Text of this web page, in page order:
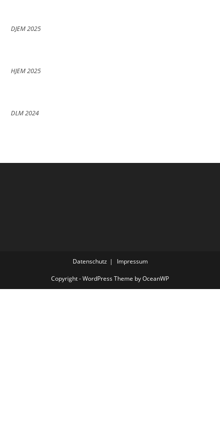
DJEM 2025
HJEM 2025
DLM 2024
Datenschutz Impressum
Copyright - WordPress Theme by OceanWP